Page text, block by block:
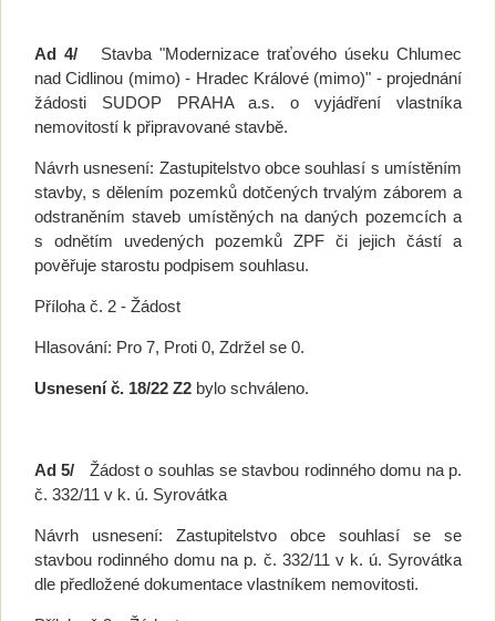
Ad 4/ Stavba "Modernizace traťového úseku Chlumec
nad Cidlinou (mimo) - Hradec Králové (mimo)" - projednání
žádosti SUDOP PRAHA a.s. o vyjádření vlastníka
nemovitostí k připravované stavbě.
Návrh usnesení: Zastupitelstvo obce souhlasí s umístěním
stavby, s dělením pozemků dotčených trvalým záborem a
odstraněním staveb umístěných na daných pozemcích a
s odnětím uvedených pozemků ZPF či jejich částí a
pověřuje starostu podpisem souhlasu.
Příloha č. 2 - Žádost
Hlasování: Pro 7, Proti 0, Zdržel se 0.
Usnesení č. 18/22 Z2 bylo schváleno.
Ad 5/ Žádost o souhlas se stavbou rodinného domu na p.
č. 332/11 v k. ú. Syrovátka
Návrh usnesení: Zastupitelstvo obce souhlasí se se
stavbou rodinného domu na p. č. 332/11 v k. ú. Syrovátka
dle předložené dokumentace vlastníkem nemovitosti.